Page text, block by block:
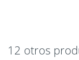
12 otros